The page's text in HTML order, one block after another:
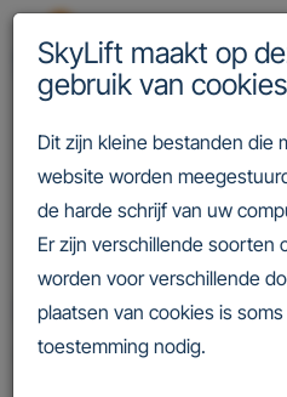
Nieuws Algemeen De
Terug naar overzicht
De NEN-
voordelen
SkyLift maakt op
gebruik van cookies
Dit zijn kleine bestanden die
website worden
de harde schrijf van uw
Er zijn verschillende soorten
worden voor verschillende
plaatsen van cookies is
toestemming nodig.